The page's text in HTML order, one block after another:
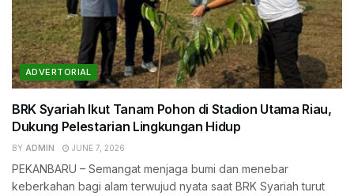
ADVERTORIAL
BRK Syariah Ikut Tanam Pohon di Stadion Utama Riau,
Dukung Pelestarian Lingkungan Hidup
BY ADMIN JUNE 7, 2026
PEKANBARU – Semangat menjaga bumi dan menebar
keberkahan bagi alam terwujud nyata saat BRK Syariah turut